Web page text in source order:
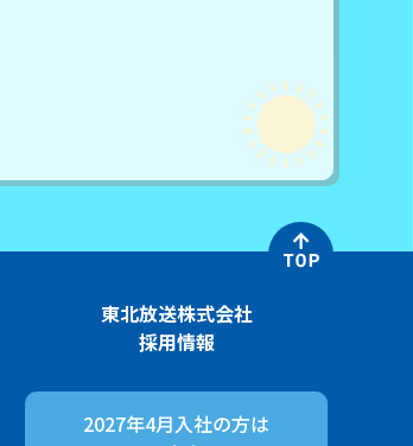
東北放送株式会社
採用情報
2027年4月入社の方は